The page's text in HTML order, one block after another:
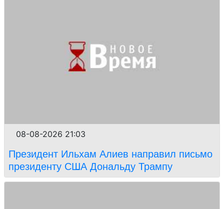
08-08-2026 21:03
Президент Ильхам Алиев направил письмо
президенту США Дональду Трампу